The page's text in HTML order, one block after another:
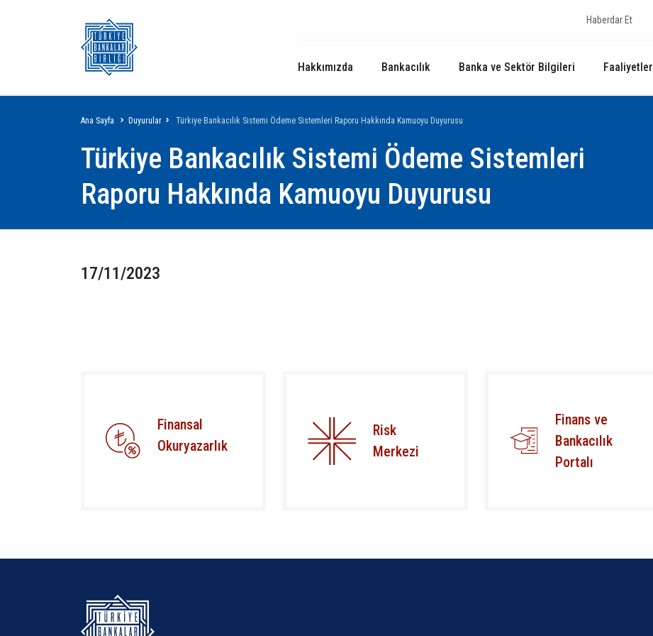
Haberdar Et
Hakkımızda Bankacılık Banka ve Sektör Bilgileri Faaliyetler
Sayfa
yolu
Ana Sayfa Duyurular Türkiye Bankacılık Sistemi Ödeme Sistemleri Raporu Hakkında Kamuoyu Duyurusu
Türkiye Bankacılık Sistemi Ödeme Sistemleri
Raporu Hakkında Kamuoyu Duyurusu
17/11/2023
Finansal
Okuryazarlık
Risk
Merkezi
Finans ve
Bankacılık
Portalı